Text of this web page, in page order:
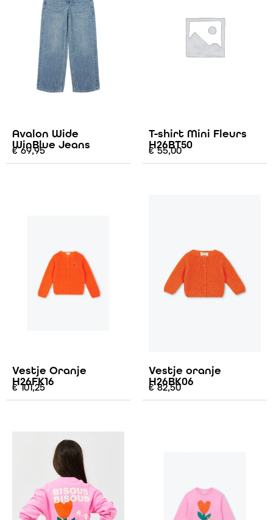
Avalon Wide
WinBlue Jeans
€69,95
T-shirt Mini Fleurs
H26BT50
€55,00
Vestje Oranje
H26FK16
€101,25
Vestje oranje
H26BK06
€82,50